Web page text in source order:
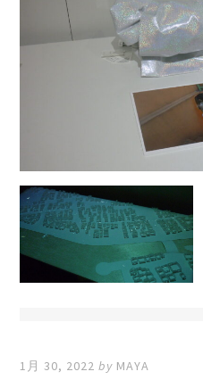
1月 30, 2022 by MAYA